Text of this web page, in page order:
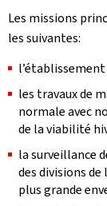
Les missions
les suivantes:
les travaux de
normale avec
de la viabilité
la surveillance
des divisions de
plus grande